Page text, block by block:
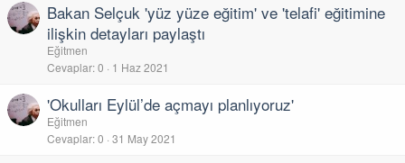
Bakan Selçuk 'yüz yüze eğitim' ve 'telafi' eğitimine
ilişkin detayları paylaştı
Eğitmen
Cevaplar 0 1 Haz 2021
'Okulları Eylül’de açmayı planlıyoruz'
Eğitmen
Cevaplar 0 31 May 2021